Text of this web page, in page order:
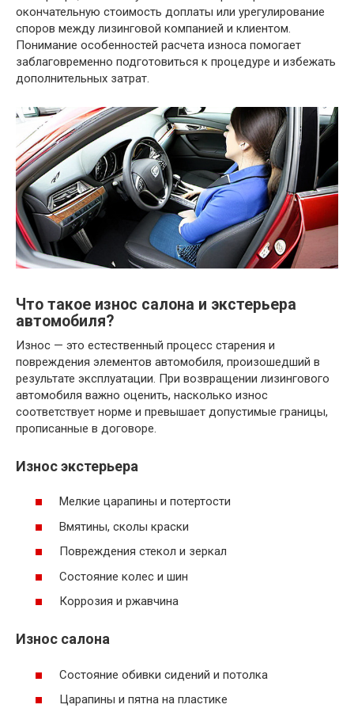
окончательную стоимость доплаты или урегулирование
споров между лизинговой компанией и клиентом.
Понимание особенностей расчета износа помогает
заблаговременно подготовиться к процедуре и избежать
дополнительных затрат.
Что такое износ салона и экстерьера
автомобиля?
Износ — это естественный процесс старения и
повреждения элементов автомобиля, произошедший в
результате эксплуатации. При возвращении лизингового
автомобиля важно оценить, насколько износ
соответствует норме и превышает допустимые границы,
прописанные в договоре.
Износ экстерьера
Мелкие царапины и потертости
Вмятины, сколы краски
Повреждения стекол и зеркал
Состояние колес и шин
Коррозия и ржавчина
Износ салона
Состояние обивки сидений и потолка
Царапины и пятна на пластике